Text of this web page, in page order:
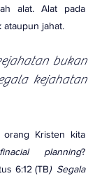
alat. Alat pada
jahat.
bukan
kejahatan
finacial planning?
6:12 (TB)  Segala